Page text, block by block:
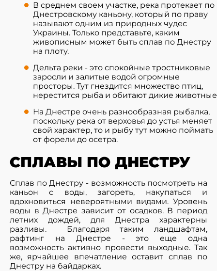
В среднем своем участке, река протекает по
Днестровскому каньону, который по праву
называют одним из природных чудес
Украины. Только представьте, каким
живописным может быть сплав по Днестру
на плоту.
Дельта реки - это спокойные тростниковые
заросли и залитые водой огромные
просторы. Тут гнездится множество птиц,
нерестится рыба и обитают дикие
На Днестре очень разнообразная рыбалка,
поскольку река от верховья до устья меняет
свой характер, то и рыбу тут можно поймать
от форели до осетра.
СПЛАВЫ ПО ДНЕСТРУ
Сплав по Днестру - возможность посмотреть на
каньон с воды, загореть, накупаться и
вдохновиться невероятными видами. Уровень
воды в Днестре зависит от осадков. В период
летних дождей, для Днестра характерны
разливы. Благодаря таким ландшафтам,
рафтинг на Днестре - это еще одна
возможность активно провести выходные. Так
же, ярчайшее впечатление оставит сплав по
Днестру на байдарках.